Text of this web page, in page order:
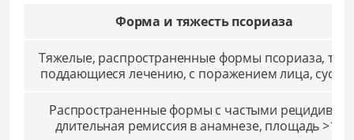
Форма и тяжесть псориаза
Тяжелые, распространенные формы псориаза,
поддающиеся лечению, с поражением лица,
Распространенные формы с частыми
длительная ремиссия в анамнезе, площадь >10%